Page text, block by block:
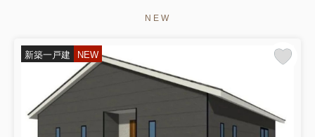
NEW
新築一戸建 NEW